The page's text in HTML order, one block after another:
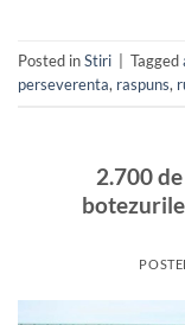
Posted inStiri Tagged
perseverenta, raspuns,
2.700